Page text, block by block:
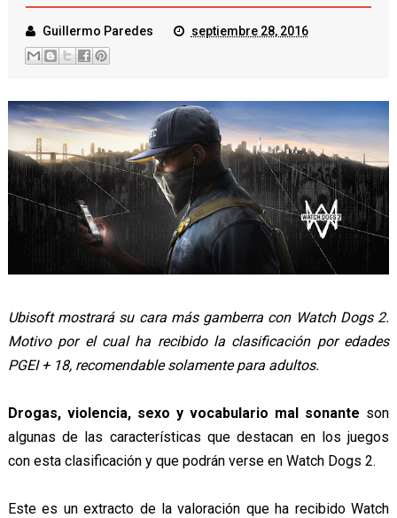
Guillermo Paredes septiembre 28, 2016
Ubisoft mostrará su cara más gamberra con Watch Dogs 2.
Motivo por el cual ha recibido la clasificación por edades
PGEI + 18, recomendable solamente para adultos.
Drogas, violencia, sexo y vocabulario mal sonante son
algunas de las características que destacan en los juegos
con esta clasificación y que podrán verse en Watch Dogs 2.
Este es un extracto de la valoración que ha recibido Watch